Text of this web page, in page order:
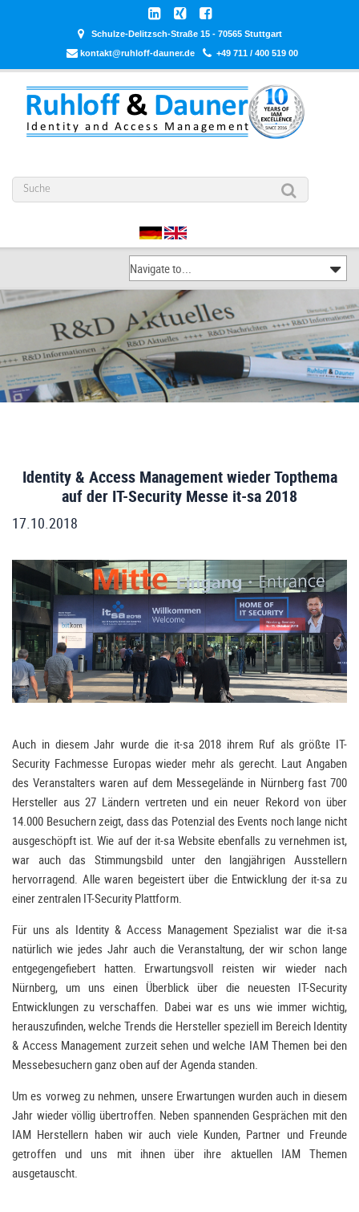
Schulze-Delitzsch-Straße 15 - 70565 Stuttgart
kontakt@ruhloff-dauner.de
+49 711 / 400 519 00
Identity & Access Management wieder Topthema
auf der IT-Security Messe it-sa 2018
17.10.2018
Auch in diesem Jahr wurde die it-sa 2018 ihrem Ruf als größte IT-
Security Fachmesse Europas wieder mehr als gerecht. Laut Angaben
des Veranstalters waren auf dem Messegelände in Nürnberg fast 700
Hersteller aus 27 Ländern vertreten und ein neuer Rekord von über
14.000 Besuchern zeigt, dass das Potenzial des Events noch lange nicht
ausgeschöpft ist. Wie auf der it-sa Website ebenfalls zu vernehmen ist,
war auch das Stimmungsbild unter den langjährigen Ausstellern
hervorragend. Alle waren begeistert über die Entwicklung der it-sa zu
einer zentralen IT-Security Plattform.
Für uns als Identity & Access Management Spezialist war die it-sa
natürlich wie jedes Jahr auch die Veranstaltung, der wir schon lange
entgegengefiebert hatten. Erwartungsvoll reisten wir wieder nach
Nürnberg, um uns einen Überblick über die neuesten IT-Security
Entwicklungen zu verschaffen. Dabei war es uns wie immer wichtig,
herauszufinden, welche Trends die Hersteller speziell im Bereich Identity
& Access Management zurzeit sehen und welche IAM Themen bei den
Messebesuchern ganz oben auf der Agenda standen.
Um es vorweg zu nehmen, unsere Erwartungen wurden auch in diesem
Jahr wieder völlig übertroffen. Neben spannenden Gesprächen mit den
IAM Herstellern haben wir auch viele Kunden, Partner und Freunde
getroffen und uns mit ihnen über ihre aktuellen IAM Themen
ausgetauscht.